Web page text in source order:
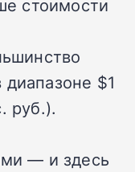
стоимости
$1
руб.).
— и здесь